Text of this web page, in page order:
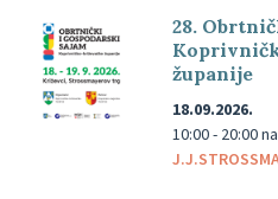
28.
županije
18.09.2026.
10:00 - 20:00